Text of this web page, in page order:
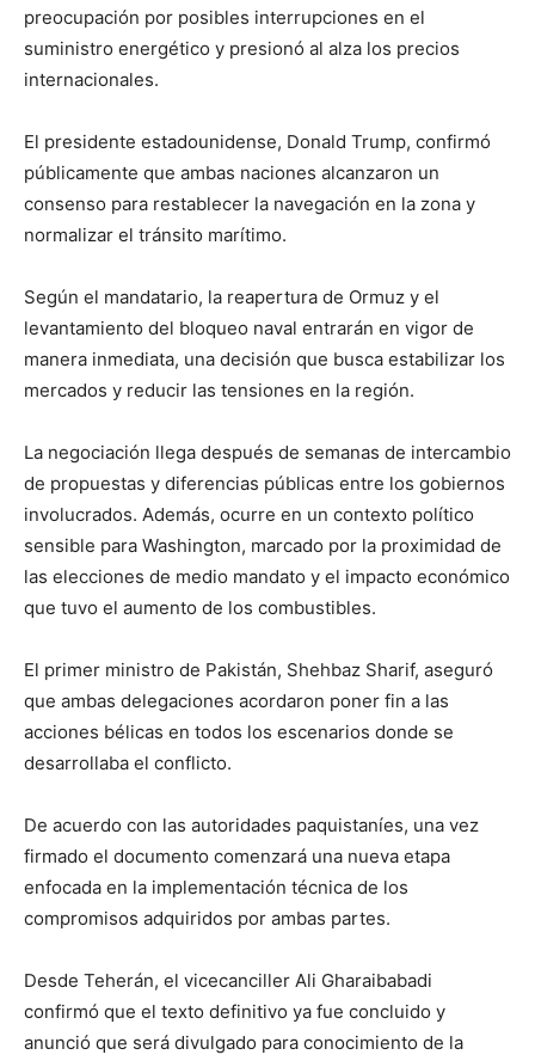
preocupación por posibles interrupciones en el
suministro energético y presionó al alza los precios
internacionales.
El presidente estadounidense, Donald Trump, confirmó
públicamente que ambas naciones alcanzaron un
consenso para restablecer la navegación en la zona y
normalizar el tránsito marítimo.
Según el mandatario, la reapertura de Ormuz y el
levantamiento del bloqueo naval entrarán en vigor de
manera inmediata, una decisión que busca estabilizar los
mercados y reducir las tensiones en la región.
La negociación llega después de semanas de intercambio
de propuestas y diferencias públicas entre los gobiernos
involucrados. Además, ocurre en un contexto político
sensible para Washington, marcado por la proximidad de
las elecciones de medio mandato y el impacto económico
que tuvo el aumento de los combustibles.
El primer ministro de Pakistán, Shehbaz Sharif, aseguró
que ambas delegaciones acordaron poner fin a las
acciones bélicas en todos los escenarios donde se
desarrollaba el conflicto.
De acuerdo con las autoridades paquistaníes, una vez
firmado el documento comenzará una nueva etapa
enfocada en la implementación técnica de los
compromisos adquiridos por ambas partes.
Desde Teherán, el vicecanciller Ali Gharaibabadi
confirmó que el texto definitivo ya fue concluido y
anunció que será divulgado para conocimiento de la